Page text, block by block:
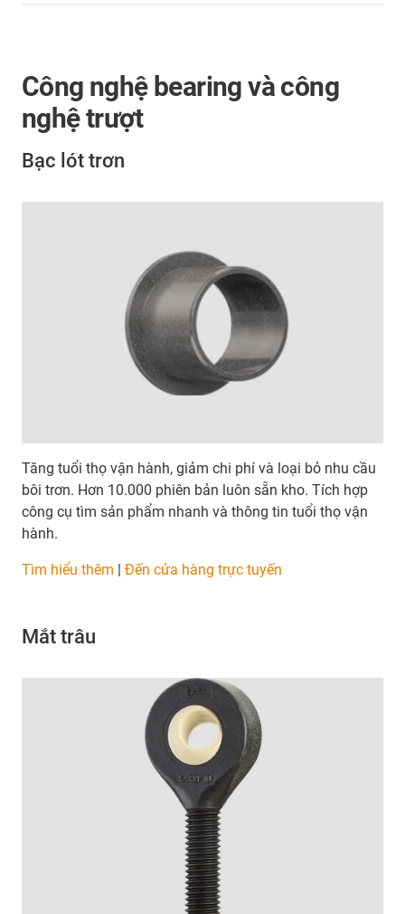
Công nghệ bearing và công
nghệ trượt
Bạc lót trơn
Tăng tuổi thọ vận hành, giảm chi phí và loại bỏ nhu cầu
bôi trơn. Hơn 10.000 phiên bản luôn sẵn kho. Tích hợp
công cụ tìm sản phẩm nhanh và thông tin tuổi thọ vận
hành.
Tìm hiểu thêm | Đến cửa hàng trực tuyến
Mắt trâu